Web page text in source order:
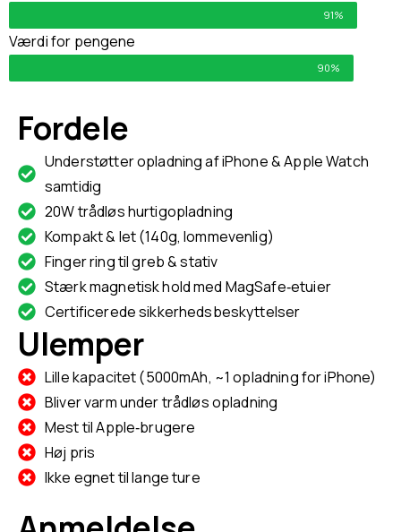
91%
Værdi for pengene
90%
Fordele
Understøtter opladning af iPhone & Apple Watch
samtidig
20W trådløs hurtigopladning
Kompakt & let (140g, lommevenlig)
Finger ring til greb & stativ
Stærk magnetisk hold med MagSafe‑etuier
Certificerede sikkerhedsbeskyttelser
Ulemper
Lille kapacitet (5000mAh, ~1 opladning for iPhone)
Bliver varm under trådløs opladning
Mest til Apple‑brugere
Høj pris
Ikke egnet til lange ture